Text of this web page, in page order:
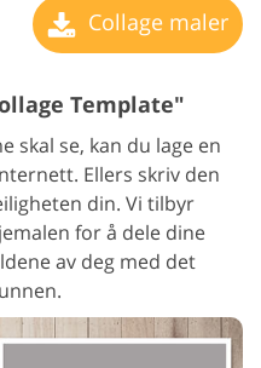
Collage maler
Template"
skal se, kan du lage en
Ellers skriv den
din. Vi tilbyr
for å dele dine
av deg med det